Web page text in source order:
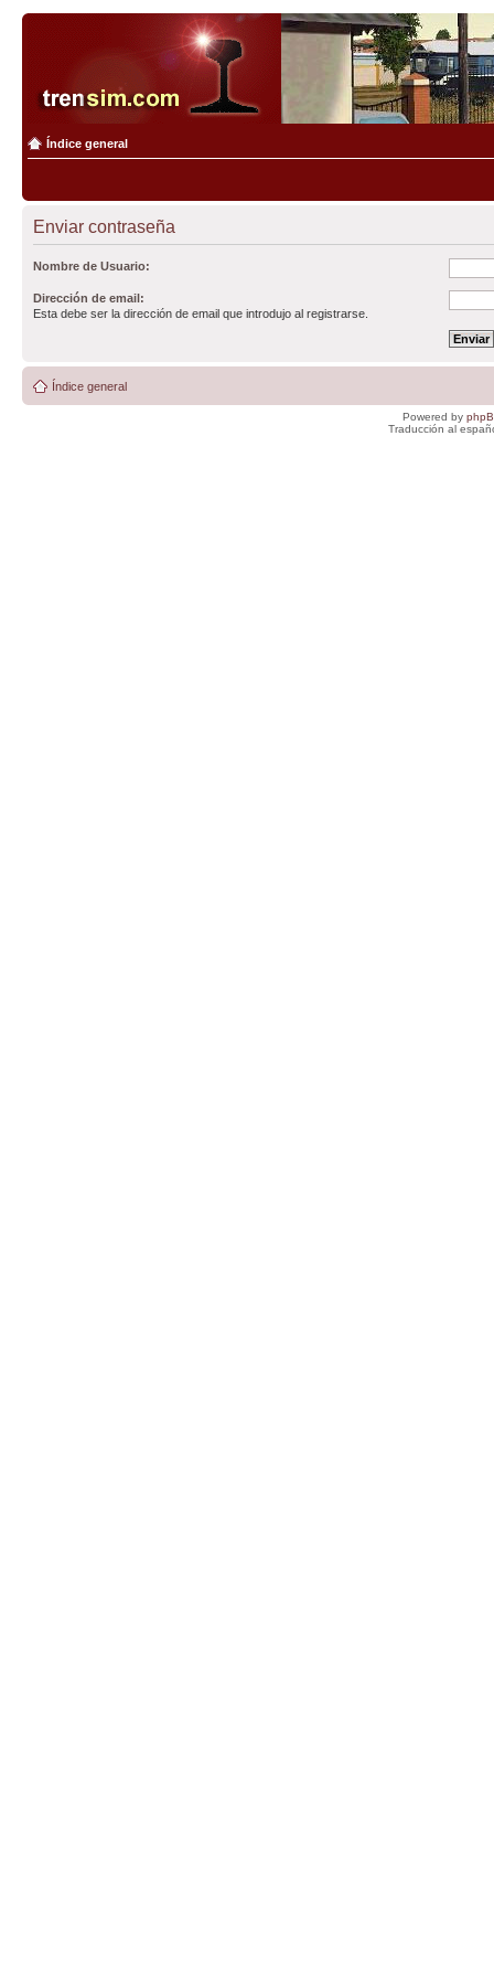
Índice general
Enviar contraseña
Nombre de Usuario:
Dirección de email:
Esta debe ser la dirección de email que introdujo al registrarse.
Índice general
Powered by
Traducción al